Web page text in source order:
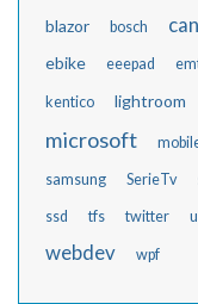
blazor bosch
ebike eeepad
kentico lightroom
microsoft
samsung SerieTv
ssd tfs twitter
webdev wpf